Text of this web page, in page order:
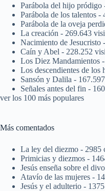
Parábola del hijo pródigo
Parábola de los talentos -
Parábola de la oveja
La creación - 269.643
Nacimiento de Jesucristo
Caín y Abel - 228.252
Los Diez Mandamientos
Los descendientes de los
Sansón y Dalila -
Señales antes del fin -
ver los 100 más populares
Más comentados
La ley del diezmo - 2985
Primicias y diezmos -
Jesús enseña sobre el
Atavío de las mujeres -
Jesús y el adulterio -